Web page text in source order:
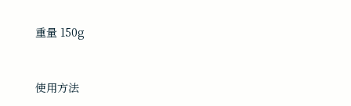
重量 150g
使用方法